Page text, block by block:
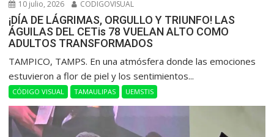
10 julio, 2026 CODIGOVISUAL
¡DÍA DE LÁGRIMAS, ORGULLO Y TRIUNFO! LAS
ÁGUILAS DEL CETis 78 VUELAN ALTO COMO
ADULTOS TRANSFORMADOS
​TAMPICO, TAMPS. En una atmósfera donde las emociones
estuvieron a flor de piel y los sentimientos...
CÓDIGO VISUAL TAMAULIPAS UEMSTIS